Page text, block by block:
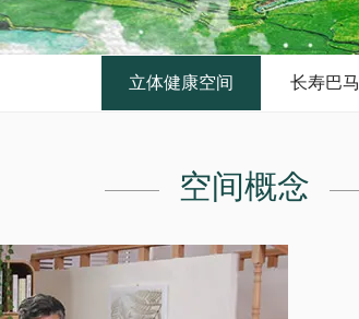
立体健康空间 长寿巴马
空间概念